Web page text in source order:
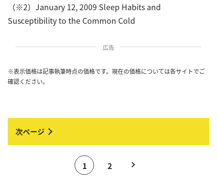
（※2）January 12, 2009 Sleep Habits and
Susceptibility to the Common Cold
広告
※表示価格は記事執筆時点の価格です。現在の価格については各サイトでご
確認ください。
1 2